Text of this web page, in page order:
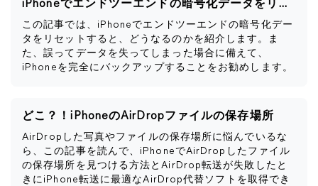
iPhoneでエンドツーエンドの暗号化データをリセットするとどうなるか
この記事では、iPhoneでエンドツーエンドの暗号化デー
タをリセットすると、どうなるのかを紹介します。ま
た、誤ってデータを失ってしまった場合に備えて、
iPhoneを完全にバックアップすることをお勧めします。
どこ？！iPhoneのAirDropファイルの保存場所
AirDropした写真やファイルの保存場所に悩んでいるな
ら、この記事を読んで、iPhoneでAirDropしたファイル
の保存場所を見つける方法とAirDrop転送が失敗したと
きにiPhone転送に最適なAirDrop代替ソフトを取得でき